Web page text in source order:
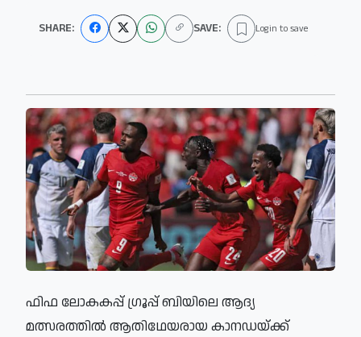
SHARE: SAVE: Login to save
ഫിഫ ലോകകപ്പ് ഗ്രൂപ്പ് ബിയിലെ ആദ്യ
മത്സരത്തില്‍ ആതിഥേയരായ കാനഡയ്ക്ക്